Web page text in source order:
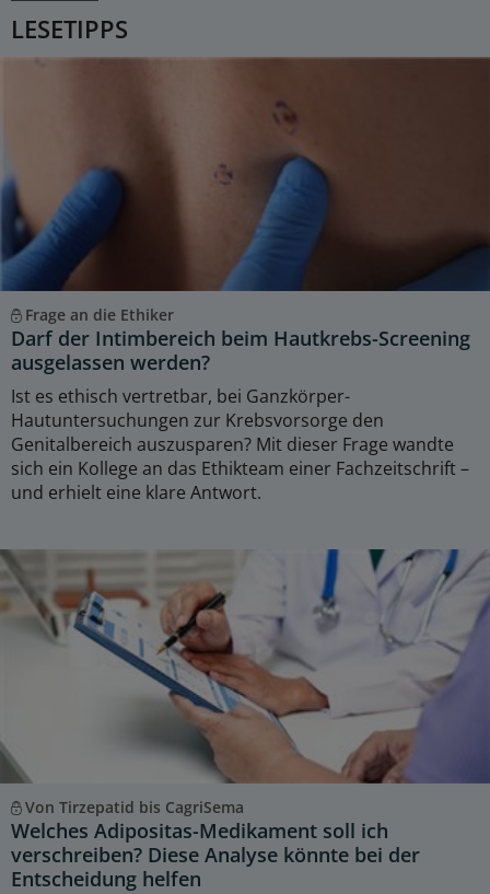
LESETIPPS
Frage an die Ethiker
Darf der Intimbereich beim Hautkrebs-Screening
ausgelassen werden?
Ist es ethisch vertretbar, bei Ganzkörper-
Hautuntersuchungen zur Krebsvorsorge den
Genitalbereich auszusparen? Mit dieser Frage wandte
sich ein Kollege an das Ethikteam einer Fachzeitschrift –
und erhielt eine klare Antwort.
Von Tirzepatid bis CagriSema
Welches Adipositas-Medikament soll ich
verschreiben? Diese Analyse könnte bei der
Entscheidung helfen